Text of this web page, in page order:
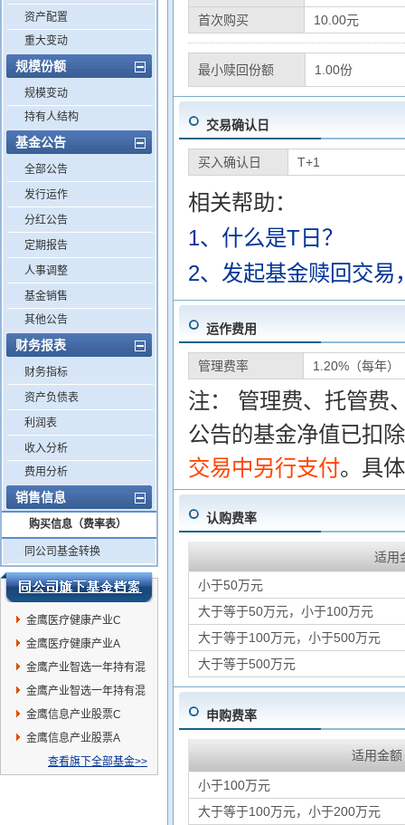
资产配置
重大变动
规模份额
规模变动
持有人结构
基金公告
全部公告
发行运作
分红公告
定期报告
人事调整
基金销售
其他公告
财务报表
财务指标
资产负债表
利润表
收入分析
费用分析
销售信息
购买信息（费率表）
同公司基金转换
金鹰医疗健康产业C
金鹰医疗健康产业A
金鹰产业智选一年持有混
合A
金鹰产业智选一年持有混
合C
金鹰信息产业股票C
金鹰信息产业股票A
查看旗下全部基金>>
首次购买
10.00元
最小赎回份额 1.00份
交易确认日
买入确认日 T+1
相关帮助：
1、什么是T日？
2、发起基金赎回交易
运作费用
管理费率 1.20%（每年）
注： 管理费、托管费
公告的基金净值已扣
交易中另行支付。具
认购费率
适用
小于50万元
大于等于50万元，小于100万元
大于等于100万元，小于500万元
大于等于500万元
申购费率
适用金额
小于100万元
大于等于100万元，小于200万元